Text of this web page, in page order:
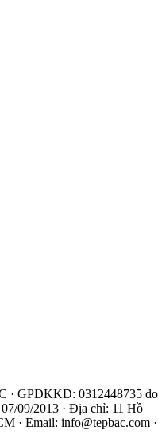
· GPDKKD: 0312448735 do
09/2013 · Địa chỉ: 11 Hồ
· Email: info@tepbac.com ·